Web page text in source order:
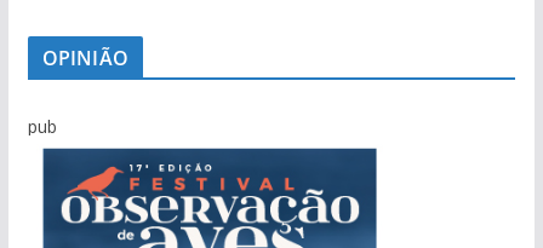
OPINIÃO
pub